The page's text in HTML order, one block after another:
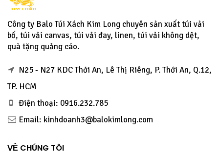
Công ty Balo Túi Xách Kim Long chuyên sản xuất túi vải
bố, túi vải canvas, túi vải đay, linen, túi vải không dệt,
quà tặng quảng cáo.
N25 - N27 KDC Thới An, Lê Thị Riêng, P. Thới An, Q.12,
TP. HCM
Điện thoại: 0916.232.785
Email: kinhdoanh3@balokimlong.com
VỀ CHÚNG TÔI